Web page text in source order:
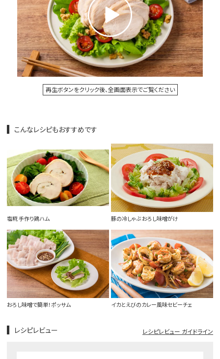
再生ボタンをクリック後、全画面表示でご覧ください
こんなレシピもおすすめです
塩糀 手作り鶏ハム 豚の冷しゃぶ おろし味噌がけ
おろし味噌で簡単！ポッサム イカとえびのカレー風味セビーチェ
レシピレビュー レシピレビュー ガイドライン